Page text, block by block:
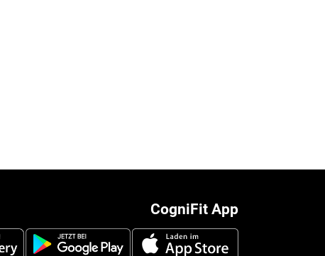
CogniFit App